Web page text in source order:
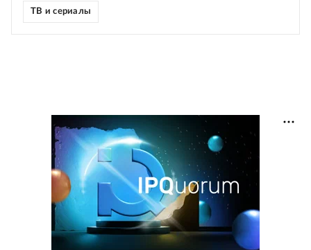
ТВ и сериалы